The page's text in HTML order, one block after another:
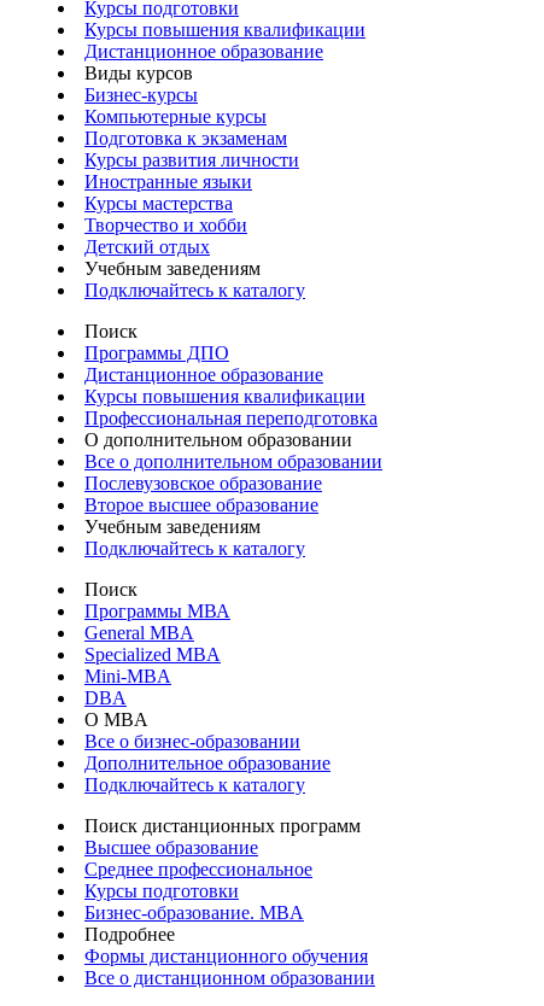
Курсы подготовки
Курсы повышения квалификации
Дистанционное образование
Виды курсов
Бизнес-курсы
Компьютерные курсы
Подготовка к экзаменам
Курсы развития личности
Иностранные языки
Курсы мастерства
Творчество и хобби
Детский отдых
Учебным заведениям
Подключайтесь к каталогу
Поиск
Программы ДПО
Дистанционное образование
Курсы повышения квалификации
Профессиональная переподготовка
О дополнительном образовании
Все о дополнительном образовании
Послевузовское образование
Второе высшее образование
Учебным заведениям
Подключайтесь к каталогу
Поиск
Программы МВА
General MBA
Specialized MBA
Mini-MBA
DBA
О MBA
Все о бизнес-образовании
Дополнительное образование
Подключайтесь к каталогу
Поиск дистанционных программ
Высшее образование
Среднее профессиональное
Курсы подготовки
Бизнес-образование. MBA
Подробнее
Формы дистанционного обучения
Все о дистанционном образовании